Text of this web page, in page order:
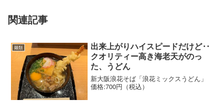
関連記事
麺類
出来上がりハイスピードだけど‥
クオリティー高き海老天がのっ
た、うどん
新大阪浪花そば「浪花ミックスうどん」
価格:700円（税込）